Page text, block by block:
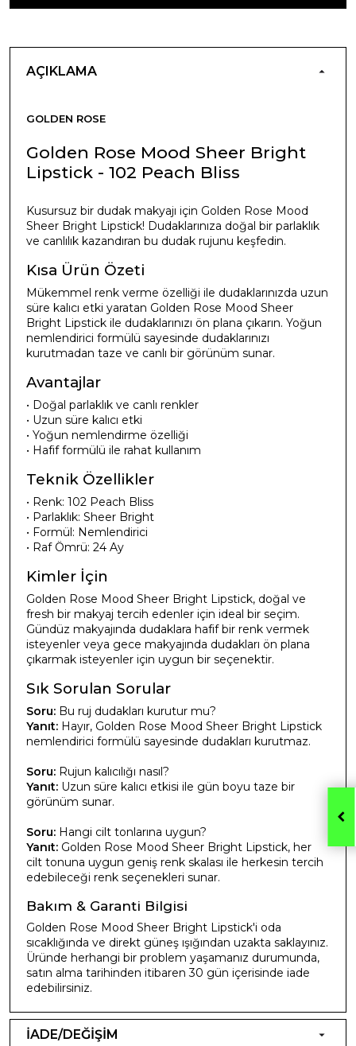
AÇIKLAMA
GOLDEN ROSE
Golden Rose Mood Sheer Bright
Lipstick - 102 Peach Bliss
Kusursuz bir dudak makyajı için Golden Rose Mood
Sheer Bright Lipstick! Dudaklarınıza doğal bir parlaklık
ve canlılık kazandıran bu dudak rujunu keşfedin.
Kısa Ürün Özeti
Mükemmel renk verme özelliği ile dudaklarınızda uzun
süre kalıcı etki yaratan Golden Rose Mood Sheer
Bright Lipstick ile dudaklarınızı ön plana çıkarın. Yoğun
nemlendirici formülü sayesinde dudaklarınızı
kurutmadan taze ve canlı bir görünüm sunar.
Avantajlar
• Doğal parlaklık ve canlı renkler
• Uzun süre kalıcı etki
• Yoğun nemlendirme özelliği
• Hafif formülü ile rahat kullanım
Teknik Özellikler
• Renk: 102 Peach Bliss
• Parlaklık: Sheer Bright
• Formül: Nemlendirici
• Raf Ömrü: 24 Ay
Kimler İçin
Golden Rose Mood Sheer Bright Lipstick, doğal ve
fresh bir makyaj tercih edenler için ideal bir seçim.
Gündüz makyajında dudaklara hafif bir renk vermek
isteyenler veya gece makyajında dudakları ön plana
çıkarmak isteyenler için uygun bir seçenektir.
Sık Sorulan Sorular
Soru: Bu ruj dudakları kurutur mu?
Yanıt: Hayır, Golden Rose Mood Sheer Bright Lipstick
nemlendirici formülü sayesinde dudakları kurutmaz.
Soru: Rujun kalıcılığı nasıl?
Yanıt: Uzun süre kalıcı etkisi ile gün boyu taze bir
görünüm sunar.
Soru: Hangi cilt tonlarına uygun?
Yanıt: Golden Rose Mood Sheer Bright Lipstick, her
cilt tonuna uygun geniş renk skalası ile herkesin tercih
edebileceği renk seçenekleri sunar.
Bakım & Garanti Bilgisi
Golden Rose Mood Sheer Bright Lipstick'i oda
sıcaklığında ve direkt güneş ışığından uzakta saklayınız.
Üründe herhangi bir problem yaşamanız durumunda,
satın alma tarihinden itibaren 30 gün içerisinde iade
edebilirsiniz.
İADE/DEĞİŞİM